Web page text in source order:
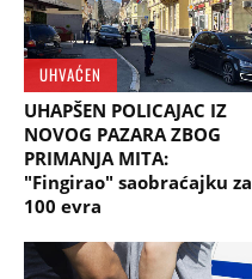
UHVAĆEN
UHAPŠEN POLICAJAC IZ
NOVOG PAZARA ZBOG
PRIMANJA MITA:
"Fingirao" saobraćajku za
100 evra